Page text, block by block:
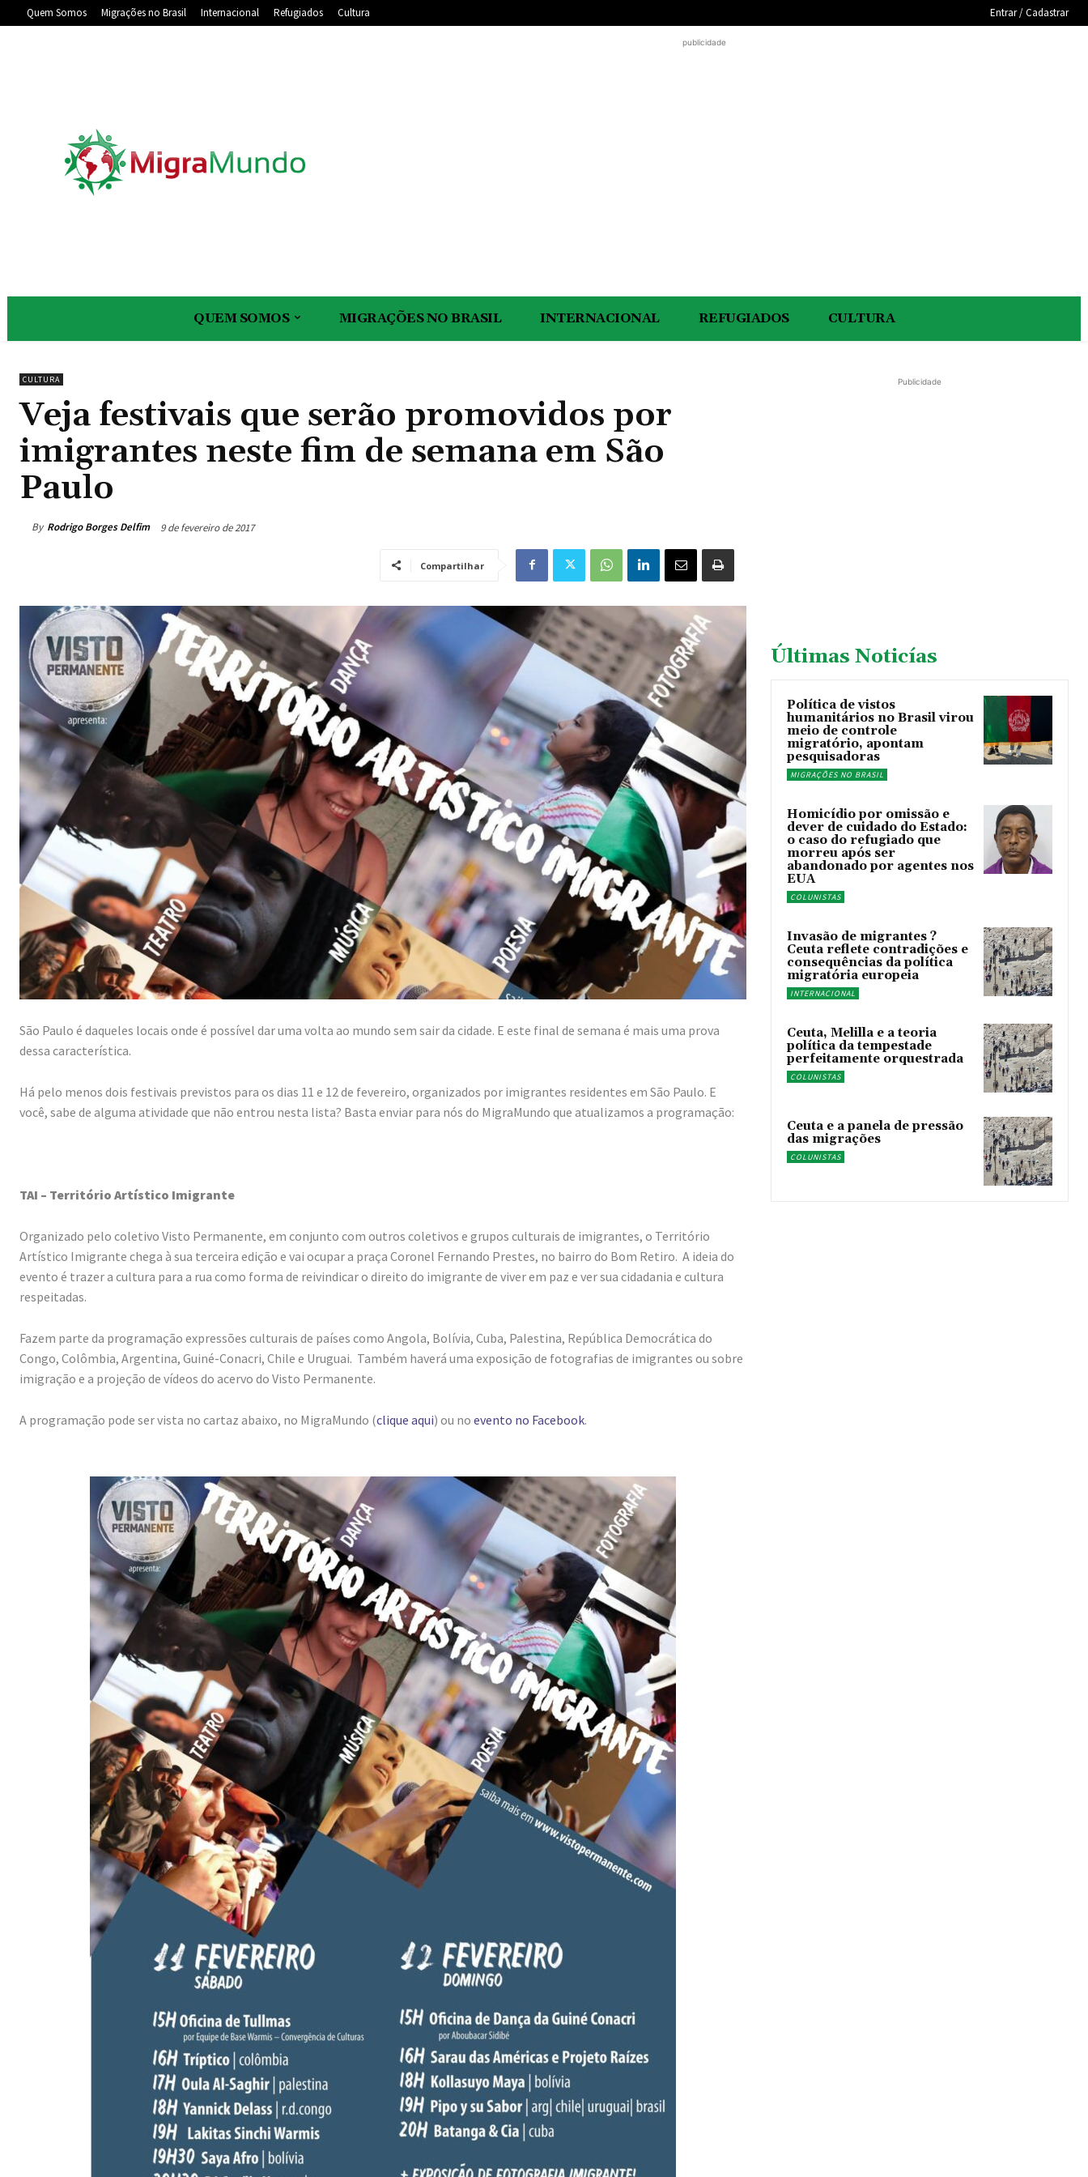
Quem Somos Migrações no Brasil Internacional Refugiados Cultura Entrar / Cadastrar
publicidade
QUEM SOMOS MIGRAÇÕES NO BRASIL INTERNACIONAL REFUGIADOS CULTURA
CULTURA
Veja festivais que serão promovidos por
imigrantes neste fim de semana em São
Paulo
By Rodrigo Borges Delfim 9 de fevereiro de 2017
Compartilhar
São Paulo é daqueles locais onde é possível dar uma volta ao mundo sem sair da cidade. E este final de semana é mais uma prova
dessa característica.
Há pelo menos dois festivais previstos para os dias 11 e 12 de fevereiro, organizados por imigrantes residentes em São Paulo. E
você, sabe de alguma atividade que não entrou nesta lista? Basta enviar para nós do MigraMundo que atualizamos a programação:
TAI – Território Artístico Imigrante
Organizado pelo coletivo Visto Permanente, em conjunto com outros coletivos e grupos culturais de imigrantes, o Território
Artístico Imigrante chega à sua terceira edição e vai ocupar a praça Coronel Fernando Prestes, no bairro do Bom Retiro. A ideia do
evento é trazer a cultura para a rua como forma de reivindicar o direito do imigrante de viver em paz e ver sua cidadania e cultura
respeitadas.
Fazem parte da programação expressões culturais de países como Angola, Bolívia, Cuba, Palestina, República Democrática do
Congo, Colômbia, Argentina, Guiné-Conacri, Chile e Uruguai. Também haverá uma exposição de fotografias de imigrantes ou sobre
imigração e a projeção de vídeos do acervo do Visto Permanente.
A programação pode ser vista no cartaz abaixo, no MigraMundo (clique aqui) ou no evento no Facebook.
Publicidade
Últimas Noticías
Política de vistos
humanitários no Brasil virou
meio de controle
migratório, apontam
pesquisadoras
MIGRAÇÕES NO BRASIL
Homicídio por omissão e
dever de cuidado do Estado:
o caso do refugiado que
morreu após ser
abandonado por agentes nos
EUA
COLUNISTAS
Invasão de migrantes ?
Ceuta reflete contradições e
consequências da política
migratória europeia
INTERNACIONAL
Ceuta, Melilla e a teoria
política da tempestade
perfeitamente orquestrada
COLUNISTAS
Ceuta e a panela de pressão
das migrações
COLUNISTAS